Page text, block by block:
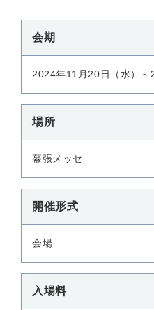
会期
2024年11月20日（水）～
場所
幕張メッセ
開催形式
会場
入場料